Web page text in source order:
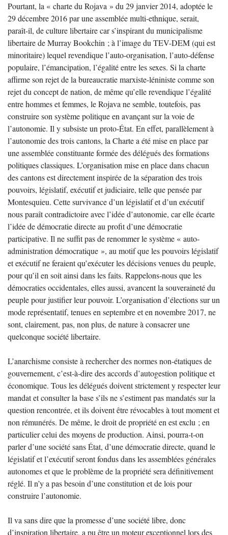
Pourtant, la « charte du Rojava » du 29 janvier 2014, adoptée le
29 décembre 2016 par une assemblée multi-ethnique, serait,
paraît-il, de culture libertaire car s’inspirant du municipalisme
libertaire de Murray Bookchin ; à l’image du TEV-DEM (qui est
minoritaire) lequel revendique l’auto-organisation, l’auto-défense
populaire, l’émancipation, l’égalité entre les sexes. Si la charte
affirme son rejet de la bureaucratie marxiste-léniniste comme son
rejet du concept de nation, de même qu’elle revendique l’égalité
entre hommes et femmes, le Rojava ne semble, toutefois, pas
construire son système politique en avançant sur la voie de
l’autonomie. Il y subsiste un proto-État. En effet, parallèlement à
l’autonomie des trois cantons, la Charte a été mise en place par
une assemblée constituante formée des délégués des formations
politiques classiques. L’organisation mise en place dans chacun
des cantons est directement inspirée de la séparation des trois
pouvoirs, législatif, exécutif et judiciaire, telle que pensée par
Montesquieu. Cette survivance d’un législatif et d’un exécutif
nous paraît contradictoire avec l’idée d’autonomie, car elle écarte
l’idée de démocratie directe au profit d’une démocratie
participative. Il ne suffit pas de renommer le système « auto-
administration démocratique », au motif que les pouvoirs législatif
et exécutif ne feraient qu’exécuter les décisions venues du peuple,
pour qu’il en soit ainsi dans les faits. Rappelons-nous que les
démocraties occidentales, elles aussi, avancent la souveraineté du
peuple pour justifier leur pouvoir. L’organisation d’élections sur un
mode représentatif, tenues en septembre et en novembre 2017, ne
sont, clairement, pas, non plus, de nature à consacrer une
quelconque société libertaire.
L’anarchisme consiste à rechercher des normes non-étatiques de
gouvernement, c’est-à-dire des accords d’autogestion politique et
économique. Tous les délégués doivent strictement y respecter leur
mandat et consulter la base s’ils ne s’estiment pas mandatés sur la
question rencontrée, et ils doivent être révocables à tout moment et
non rémunérés. De même, le droit de propriété en est exclu ; en
particulier celui des moyens de production. Ainsi, pourra-t-on
parler d’une société sans État, d’une démocratie directe, quand le
législatif et l’exécutif seront fondus dans les assemblées générales
autonomes et que le problème de la propriété sera définitivement
réglé. Il n’y a pas besoin d’une constitution et de lois pour
construire l’autonomie.
Il va sans dire que la promesse d’une société libre, donc
d’inspiration libertaire, a pu être un moteur exceptionnel lors des